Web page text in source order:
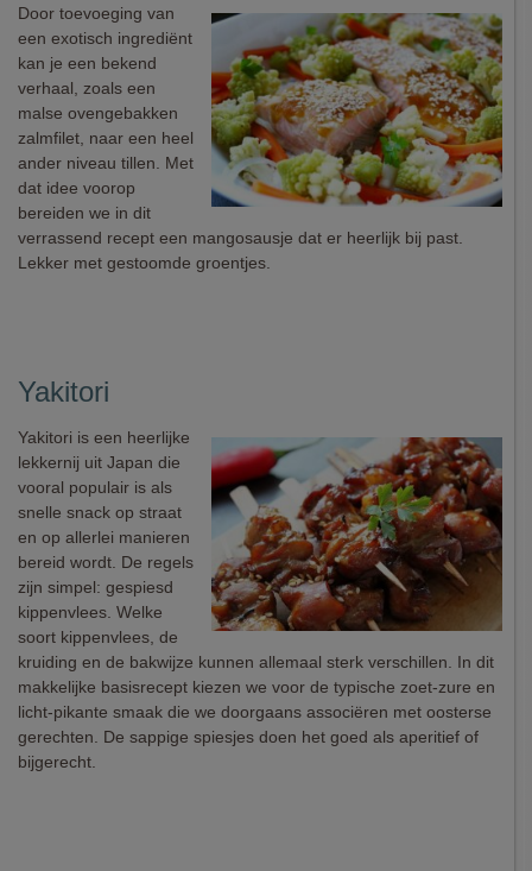
Door toevoeging van
een exotisch ingrediënt
kan je een bekend
verhaal, zoals een
malse ovengebakken
zalmfilet, naar een heel
ander niveau tillen. Met
dat idee voorop
bereiden we in dit
verrassend recept een mangosausje dat er heerlijk bij past.
Lekker met gestoomde groentjes.
Yakitori
Yakitori is een heerlijke
lekkernij uit Japan die
vooral populair is als
snelle snack op straat
en op allerlei manieren
bereid wordt. De regels
zijn simpel: gespiesd
kippenvlees. Welke
soort kippenvlees, de
kruiding en de bakwijze kunnen allemaal sterk verschillen. In dit
makkelijke basisrecept kiezen we voor de typische zoet-zure en
licht-pikante smaak die we doorgaans associëren met oosterse
gerechten. De sappige spiesjes doen het goed als aperitief of
bijgerecht.